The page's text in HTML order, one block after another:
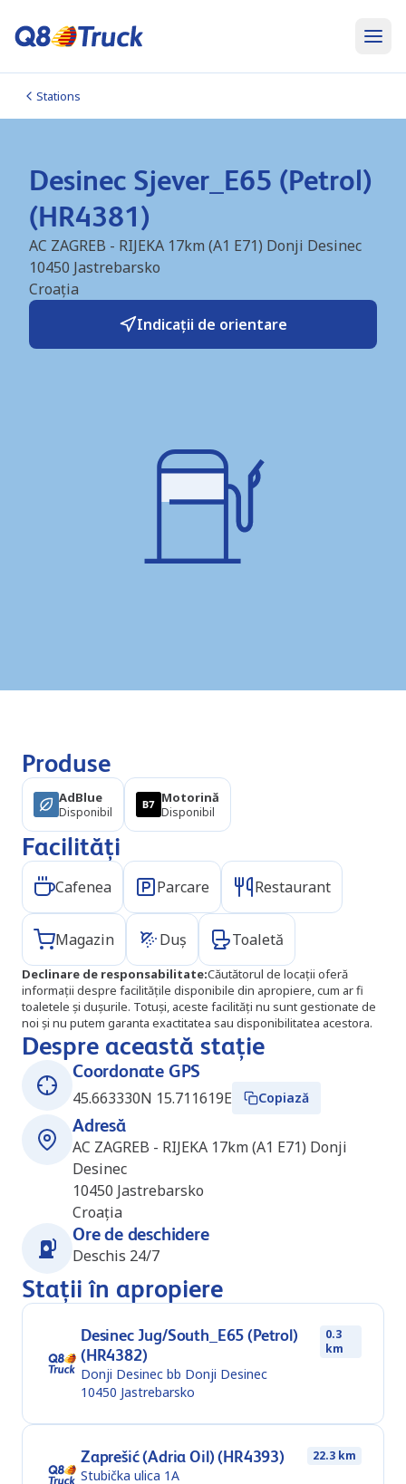
Stations
Desinec Sjever_E65 (Petrol)
(HR4381)
AC ZAGREB - RIJEKA 17km (A1 E71) Donji Desinec
10450 Jastrebarsko
Croația
Indicații de orientare
Produse
AdBlue
Disponibil
Motorină
Disponibil
Facilități
Cafenea Parcare Restaurant
Magazin Duș Toaletă
Declinare de responsabilitate:Căutătorul de locații oferă
informații despre facilitățile disponibile din apropiere, cum ar fi
toaletele și dușurile. Totuși, aceste facilități nu sunt gestionate de
noi și nu putem garanta exactitatea sau disponibilitatea acestora.
Despre această stație
Coordonate GPS
45.663330N 15.711619E
Copiază
Adresă
AC ZAGREB - RIJEKA 17km (A1 E71) Donji
Desinec
10450 Jastrebarsko
Croația
Ore de deschidere
Deschis 24/7
Stații în apropiere
Desinec Jug/South_E65 (Petrol)
(HR4382)
0.3
km
Donji Desinec bb Donji Desinec
10450 Jastrebarsko
Zaprešić (Adria Oil) (HR4393) 22.3 km
Stubička ulica 1A